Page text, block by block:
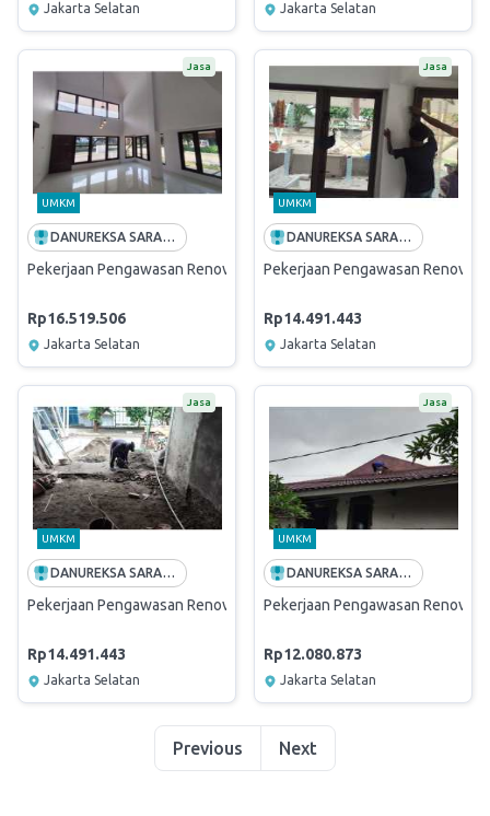
Jakarta Selatan Jakarta Selatan
Jasa
UMKM
DANUREKSA SARANA CIPTA
Pekerjaan Pengawasan Renovasi Rumah Dinas Griya Mandiri
Rp16.519.506
Jakarta Selatan
Jasa
UMKM
DANUREKSA SARANA CIPTA
Pekerjaan Pengawasan Renovasi
Rp14.491.443
Jakarta Selatan
Jasa
UMKM
DANUREKSA SARANA CIPTA
Pekerjaan Pengawasan Renovasi Rumah Dinas Griya Mandiri
Rp14.491.443
Jakarta Selatan
Jasa
UMKM
DANUREKSA SARANA CIPTA
Pekerjaan Pengawasan Renovasi
Rp12.080.873
Jakarta Selatan
Previous Next